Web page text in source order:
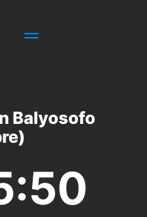
Balyosofo